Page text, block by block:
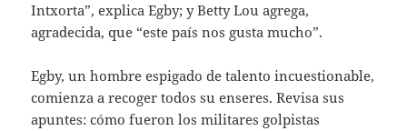
Intxorta”, explica Egby; y Betty Lou agrega,
agradecida, que “este país nos gusta mucho”.
Egby, un hombre espigado de talento incuestionable,
comienza a recoger todos su enseres. Revisa sus
apuntes: cómo fueron los militares golpistas